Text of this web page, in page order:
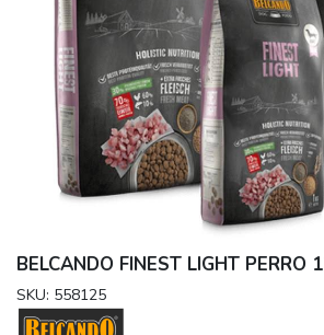
BELCANDO FINEST LIGHT PERRO
SKU: 558125